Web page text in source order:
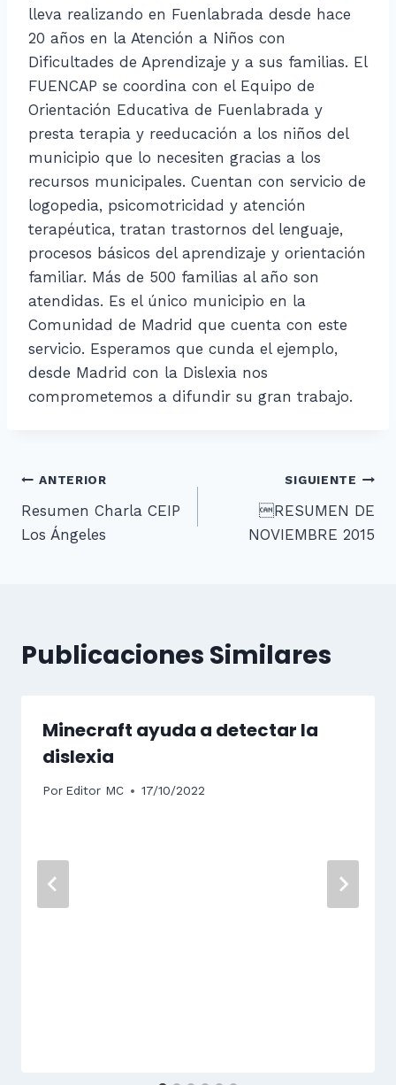
lleva realizando en Fuenlabrada desde hace
20 años en la Atención a Niños con
Dificultades de Aprendizaje y a sus familias. El
FUENCAP se coordina con el Equipo de
Orientación Educativa de Fuenlabrada y
presta terapia y reeducación a los niños del
municipio que lo necesiten gracias a los
recursos municipales. Cuentan con servicio de
logopedia, psicomotricidad y atención
terapéutica, tratan trastornos del lenguaje,
procesos básicos del aprendizaje y orientación
familiar. Más de 500 familias al año son
atendidas. Es el único municipio en la
Comunidad de Madrid que cuenta con este
servicio. Esperamos que cunda el ejemplo,
desde Madrid con la Dislexia nos
comprometemos a difundir su gran trabajo.
Navegación
de
ANTERIOR
Resumen Charla CEIP
Los Ángeles
SIGUIENTE
RESUMEN DE
NOVIEMBRE 2015
Publicaciones Similares
Minecraft ayuda a detectar la
dislexia
Por Editor MC 17/10/2022